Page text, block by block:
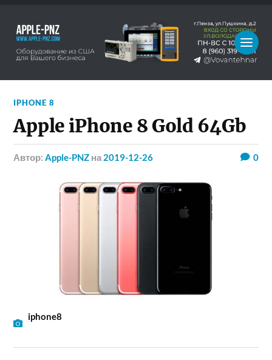
IPHONE 8
Apple iPhone 8 Gold 64Gb
Автор:Apple-PNZ на 2019-12-26 0
iphone8